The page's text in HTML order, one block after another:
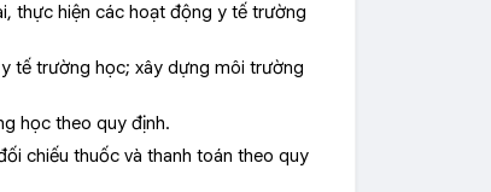
thực hiện các hoạt động y tế trường
tế trường học; xây dựng môi trường
học theo quy định.
chiếu thuốc và thanh toán theo quy